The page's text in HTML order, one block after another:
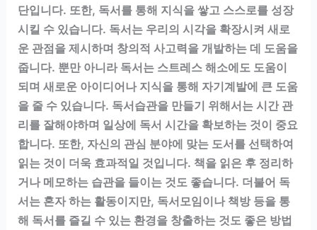
단입니다. 또한, 독서를 통해 지식을 쌓고 스스로를 성장
시킬 수 있습니다. 독서는 우리의 시각을 확장시켜 새로
운 관점을 제시하며 창의적 사고력을 개발하는 데 도움을
줍니다. 뿐만 아니라 독서는 스트레스 해소에도 도움이
되며 새로운 아이디어나 지식을 통해 자기계발에 큰 도움
을 줄 수 있습니다. 독서습관을 만들기 위해서는 시간 관
리를 잘해야하며 일상에 독서 시간을 확보하는 것이 중요
합니다. 또한, 자신의 관심 분야에 맞는 도서를 선택하여
읽는 것이 더욱 효과적일 것입니다. 책을 읽은 후 정리하
거나 메모하는 습관을 들이는 것도 좋습니다. 더불어 독
서는 혼자 하는 활동이지만, 독서모임이나 책방 등을 통
해 독서를 즐길 수 있는 환경을 창출하는 것도 좋은 방법